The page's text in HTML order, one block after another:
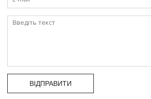
ВІДПРАВИТИ